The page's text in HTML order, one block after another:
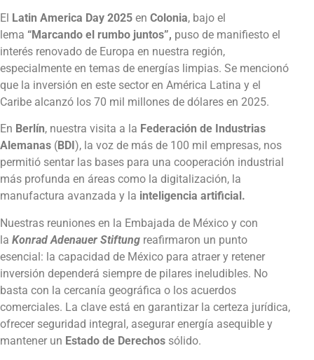
El Latin America Day 2025 en Colonia, bajo el
lema “Marcando el rumbo juntos”, puso de manifiesto el
interés renovado de Europa en nuestra región,
especialmente en temas de energías limpias. Se mencionó
que la inversión en este sector en América Latina y el
Caribe alcanzó los 70 mil millones de dólares en 2025.
En Berlín, nuestra visita a la Federación de Industrias
Alemanas (BDI ), la voz de más de 100 mil empresas, nos
permitió sentar las bases para una cooperación industrial
más profunda en áreas como la digitalización, la
manufactura avanzada y la inteligencia artificial.
Nuestras reuniones en la Embajada de México y con
la Konrad Adenauer Stiftung reafirmaron un punto
esencial: la capacidad de México para atraer y retener
inversión dependerá siempre de pilares ineludibles. No
basta con la cercanía geográfica o los acuerdos
comerciales. La clave está en garantizar la certeza jurídica,
ofrecer seguridad integral, asegurar energía asequible y
mantener un Estado de Derechos sólido.